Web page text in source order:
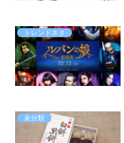
トレンドネタ
未分類